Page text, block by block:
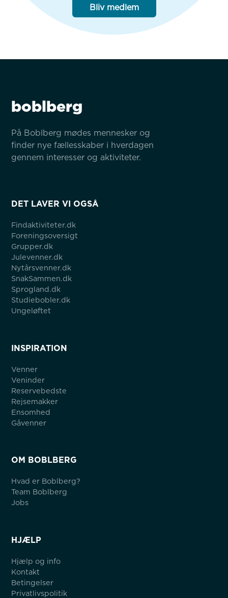
Bliv medlem
boblberg
På Boblberg mødes mennesker og
finder nye fællesskaber i hverdagen
gennem interesser og aktiviteter.
DET LAVER VI OGSÅ
Findaktiviteter.dk
Foreningsoversigt
Grupper.dk
Julevenner.dk
Nytårsvenner.dk
SnakSammen.dk
Sprogland.dk
Studiebobler.dk
Ungeløftet
INSPIRATION
Venner
Veninder
Reservebedste
Rejsemakker
Ensomhed
Gåvenner
OM BOBLBERG
Hvad er Boblberg?
Team Boblberg
Jobs
HJÆLP
Hjælp og info
Kontakt
Betingelser
Privatlivspolitik